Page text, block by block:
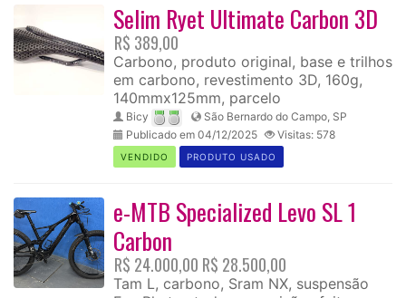
Selim Ryet Ultimate Carbon 3D
R$ 389,00
Carbono, produto original, base e trilhos
em carbono, revestimento 3D, 160g,
140mmx125mm, parcelo
Bicy
São Bernardo do Campo, SP
Publicado em 04/12/2025
Visitas: 578
VENDIDO PRODUTO USADO
e-MTB Specialized Levo SL 1
Carbon
R$ 24.000,00 R$ 28.500,00
Tam L, carbono, Sram NX, suspensão